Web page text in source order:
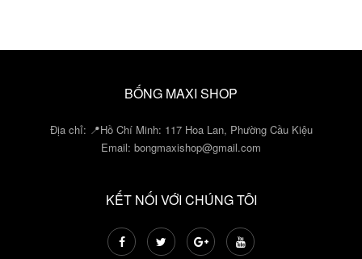
BỐNG MAXI SHOP
Địa chỉ: 📍Hồ Chí Minh: 117 Hoa Lan, Phường Cầu Kiệu
Email: bongmaxishop@gmail.com
KẾT NỐI VỚI CHÚNG TÔI